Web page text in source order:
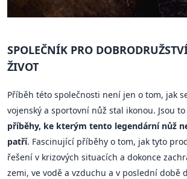
SPOLEČNÍK PRO
ŽIVOT
Příběh této společnosti není jen o tom, jak
vojenský a sportovní nůž stal ikonou. Jsou
příběhy, ke kterým tento legendární nůž
patří. Fascinující příběhy o tom, jak tyto
řešení v krizových situacích a dokonce
zemi, ve vodě a vzduchu a v poslední době